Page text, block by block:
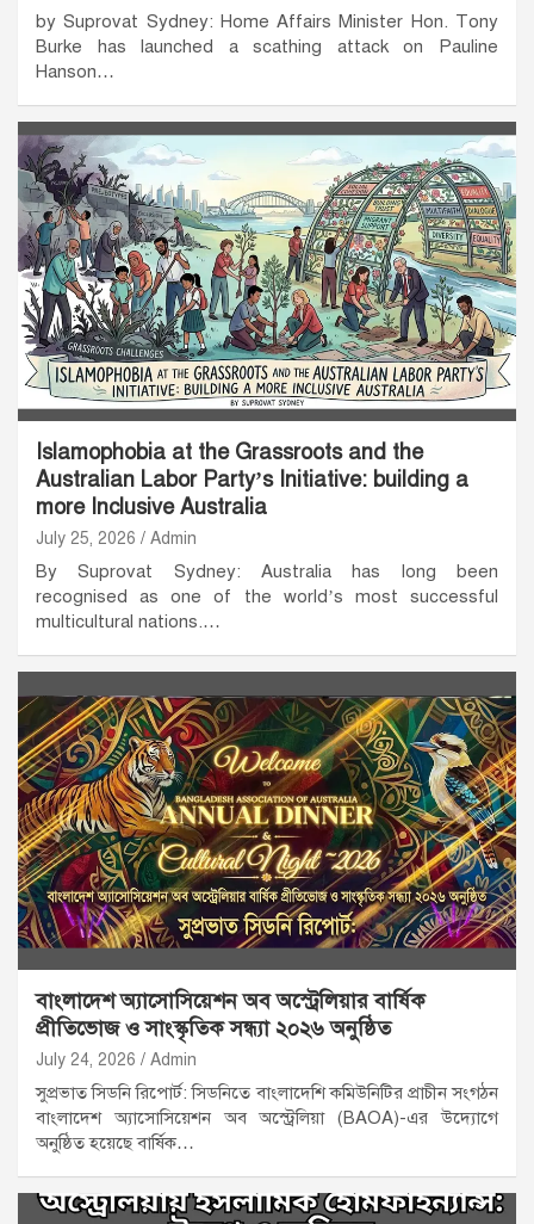
by Suprovat Sydney: Home Affairs Minister Hon. Tony
Burke has launched a scathing attack on Pauline
Hanson…
Islamophobia at the Grassroots and the
Australian Labor Party’s Initiative: building a
more Inclusive Australia
July 25, 2026 Admin
By Suprovat Sydney: Australia has long been
recognised as one of the world’s most successful
multicultural nations.…
বাংলাদেশ অ্যাসোসিয়েশন অব অস্ট্রেলিয়ার বার্ষিক
প্রীতিভোজ ও সাংস্কৃতিক সন্ধ্যা ২০২৬ অনুষ্ঠিত
July 24, 2026 Admin
সুপ্রভাত সিডনি রিপোর্ট: সিডনিতে বাংলাদেশি কমিউনিটির প্রাচীন সংগঠন
বাংলাদেশ অ্যাসোসিয়েশন অব অস্ট্রেলিয়া (BAOA)-এর উদ্যোগে
অনুষ্ঠিত হয়েছে বার্ষিক…